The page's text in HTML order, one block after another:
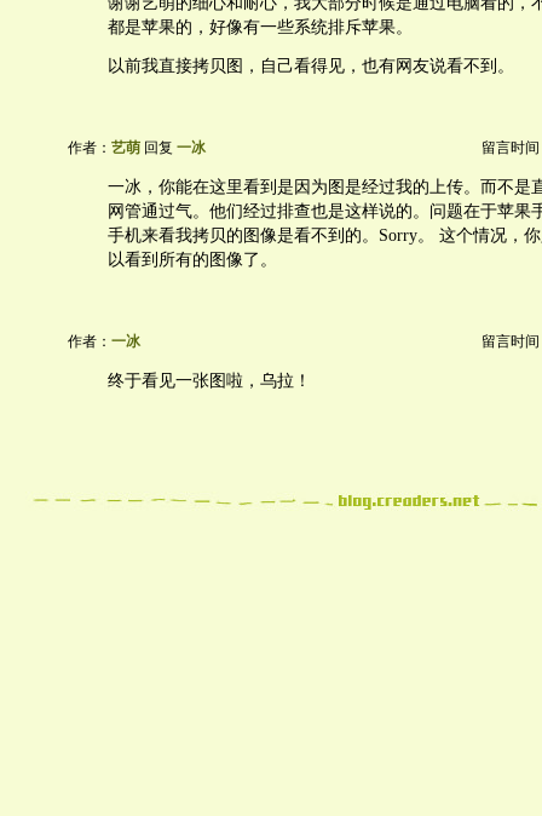
都是苹果的，好像有一些系统排斥苹果。
以前我直接拷贝图，自己看得见，也有网友说看不到。
作者： 艺萌 回复 一冰 留言时间
一冰，你能在这里看到是因为图是经过我的上传。而不是
网管通过气。他们经过排查也是这样说的。问题在于苹果
手机来看我拷贝的图像是看不到的。Sorry。 这个情况，
以看到所有的图像了。
作者： 一冰 留言时间
终于看见一张图啦，乌拉！